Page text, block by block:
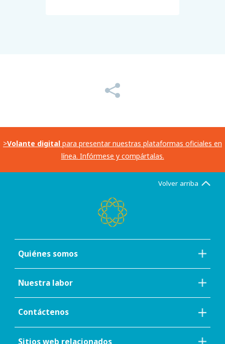
>Volante digital para presentar nuestras plataformas oficiales en
línea. Infórmese y compártalas.
Volver arriba
Quiénes somos
Nuestra labor
Contáctenos
Sitios web relacionados